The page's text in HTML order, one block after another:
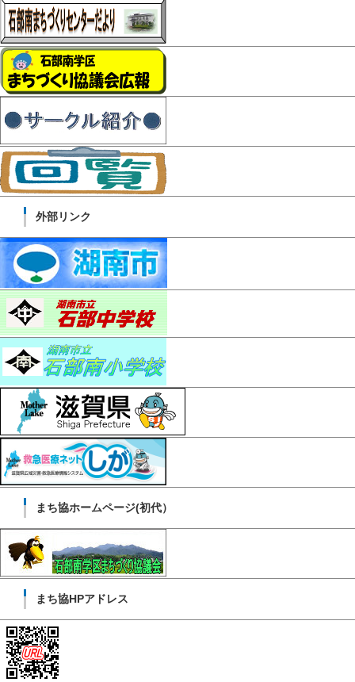
外部リンク
まち協ホームページ(初代）
まち協HPアドレス